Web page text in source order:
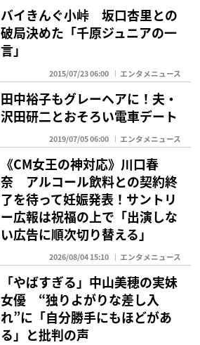
バイきんぐ小峠 坂口杏里との
破局決めた「千原ジュニアの一
言」
2015/07/23 06:00 エンタメニュース
田中裕子もグレーヘアに！夫・
沢田研二とおそろい電車デート
2019/07/05 06:00 エンタメニュース
《CM女王の神対応》川口春
奈 アルコール飲料との契約終
了を待って妊娠発表！サントリ
ー広報は祝福の上で「出演しな
い広告に順次切り替える」
2026/08/04 15:10 エンタメニュース
「やばすぎる」中山美穂の実妹
女優 “独りよがりな差し入
れ”に「自分勝手にもほどがあ
る」と批判の声